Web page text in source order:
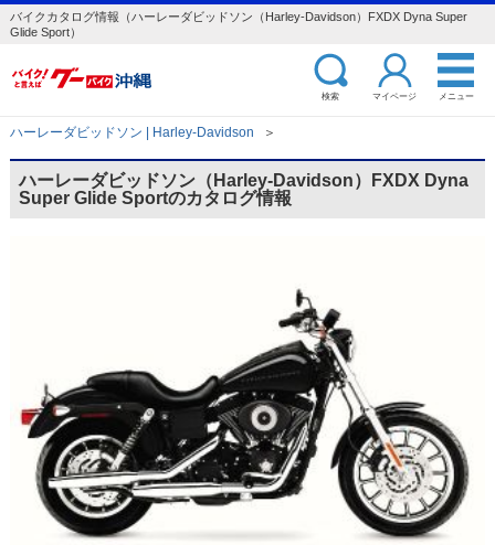
バイクカタログ情報（ハーレーダビッドソン（Harley-Davidson）FXDX Dyna Super
Glide Sport）
検索 マイページ メニュー
ハーレーダビッドソン | Harley-Davidson ＞
ハーレーダビッドソン（Harley-Davidson）FXDX Dyna
Super Glide Sportのカタログ情報